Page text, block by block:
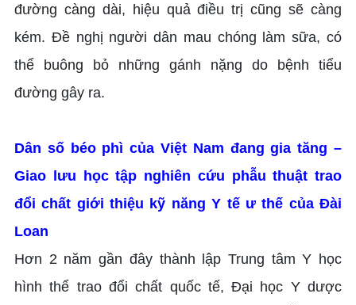
đường càng dài, hiệu quả điều trị cũng sẽ càng
kém. Đề nghị người dân mau chóng làm sữa, có
thể buông bỏ những gánh nặng do bệnh tiểu
đường gây ra.
Dân số béo phì của Việt Nam đang gia tăng –
Giao lưu học tập nghiên cứu phẫu thuật trao
đổi chất giới thiệu kỹ năng Y tế ư thế của Đài
Loan
Hơn 2 năm gần đây thành lập Trung tâm Y học
hình thể trao đổi chất quốc tế, Đại học Y dược